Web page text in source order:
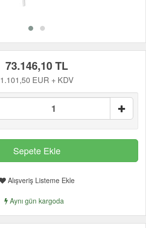
73.146,10 TL
1.101,50 EUR + KDV
Alışveriş Listeme Ekle
Aynı gün kargoda